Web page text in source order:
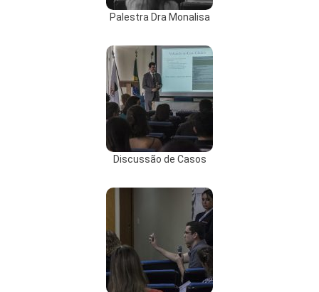
Palestra Dra Monalisa
Discussão de Casos